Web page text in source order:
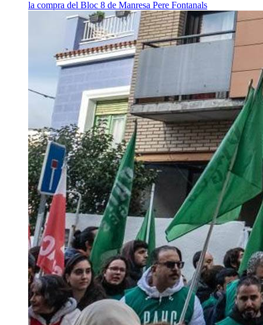
la compra del Bloc 8 de Manresa Pere Fontanals